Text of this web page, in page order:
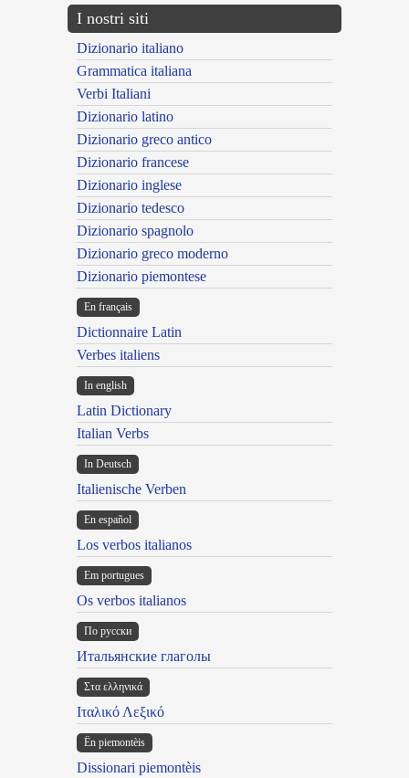
I nostri siti
Dizionario italiano
Grammatica italiana
Verbi Italiani
Dizionario latino
Dizionario greco antico
Dizionario francese
Dizionario inglese
Dizionario tedesco
Dizionario spagnolo
Dizionario greco moderno
Dizionario piemontese
En français
Dictionnaire Latin
Verbes italiens
In english
Latin Dictionary
Italian Verbs
In Deutsch
Italienische Verben
En español
Los verbos italianos
Em portugues
Os verbos italianos
По русски
Итальянские глаголы
Στα ελληνικά
Ιταλικό Λεξικό
Ën piemontèis
Dissionari piemontèis